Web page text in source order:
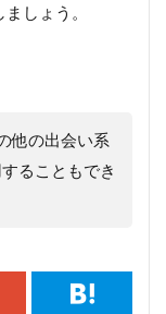
しょう。
他の出会い系
ることもでき